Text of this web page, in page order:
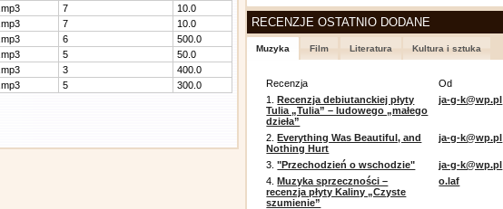
.mp3 7
10.0
.mp3 7
10.0
.mp3 6
500.0
.mp3 5
50.0
.mp3 3
400.0
.mp3 5 300.0
RECENZJE OSTATNIO DODANE
Muzyka Film Literatura Kultura i sztuka
Recenzja
Od
1.Recenzja debiutanckiej płyty
Tulia „Tulia” – ludowego „małego
dzieła”
ja-g-k@wp.pl
2.Everything Was Beautiful, and
Nothing Hurt
ja-g-k@wp.pl
3."Przechodzień o wschodzie"
ja-g-k@wp.pl
4.Muzyka sprzeczności –
recenzja płyty Kaliny „Czyste
szumienie”
o.laf